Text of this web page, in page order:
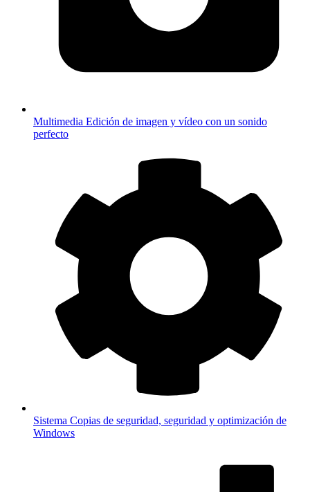
Multimedia Edición de imagen y vídeo con un sonido
perfecto
Sistema Copias de seguridad, seguridad y optimización de
Windows